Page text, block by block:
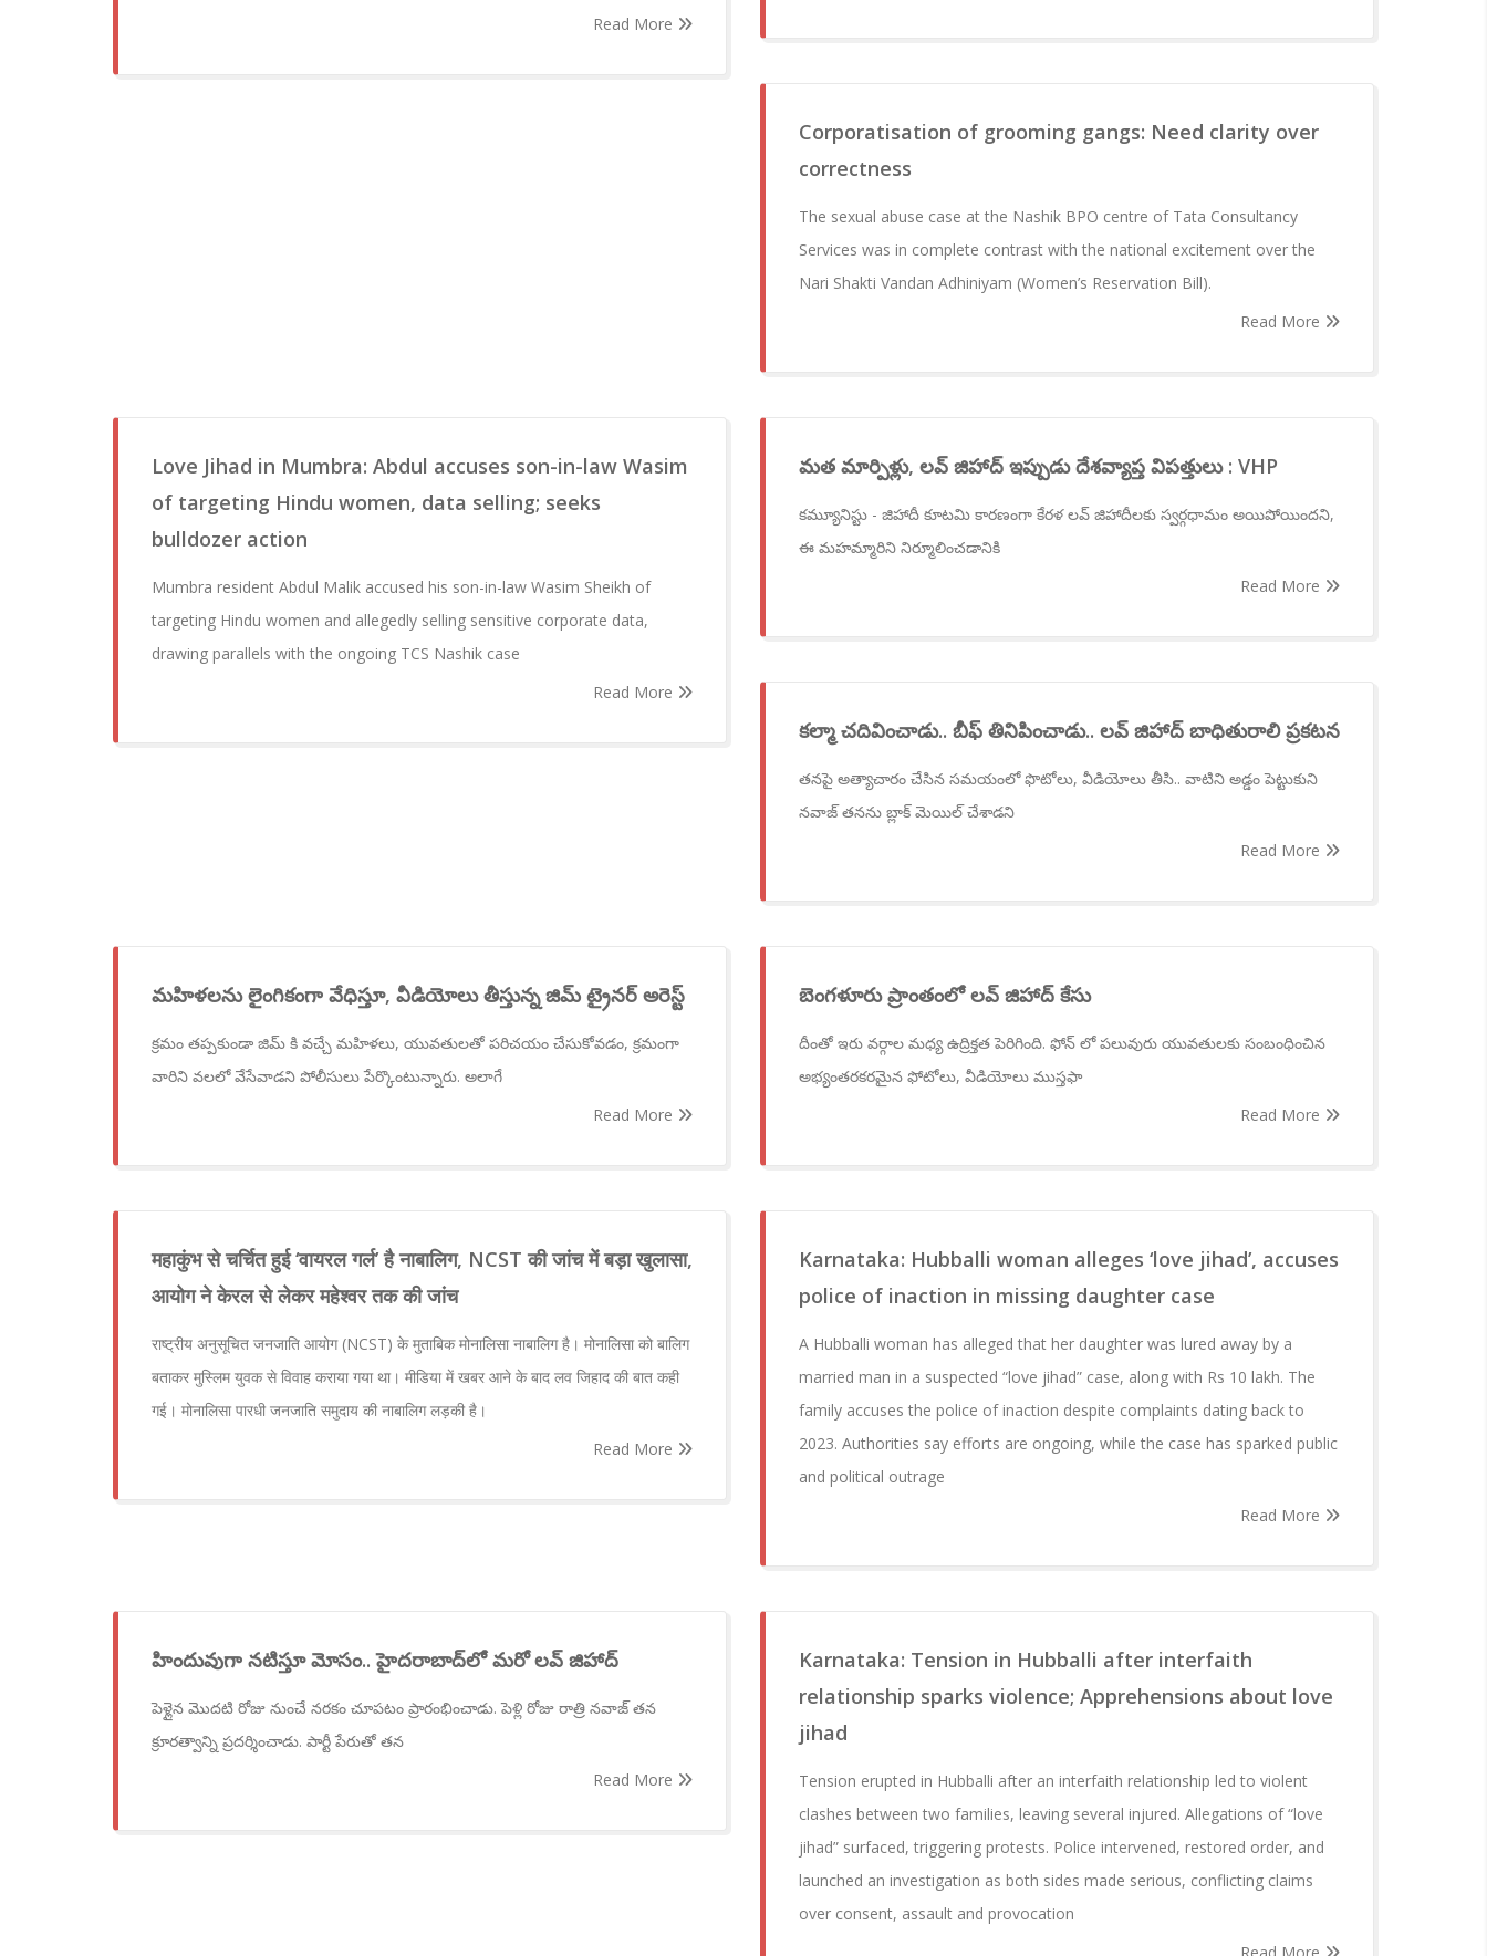
Read More
Corporatisation of grooming gangs: Need clarity over
correctness
The sexual abuse case at the Nashik BPO centre of Tata Consultancy
Services was in complete contrast with the national excitement over the
Nari Shakti Vandan Adhiniyam (Women’s Reservation Bill).
Read More
Love Jihad in Mumbra: Abdul accuses son-in-law Wasim
of targeting Hindu women, data selling; seeks
bulldozer action
Mumbra resident Abdul Malik accused his son-in-law Wasim Sheikh of
targeting Hindu women and allegedly selling sensitive corporate data,
drawing parallels with the ongoing TCS Nashik case
Read More
మత మార్పిళ్లు, లవ్ జిహాద్ ఇప్పుడు దేశవ్యాప్త విపత్తులు : VHP
కమ్యూనిస్టు - జిహాదీ కూటమి కారణంగా కేరళ లవ్ జిహాదీలకు స్వర్గధామం అయిపోయిందని,
ఈ మహమ్మారిని నిర్మూలించడానికి
Read More
కల్మా చదివించాడు.. బీఫ్ తినిపించాడు.. లవ్ జిహాద్ బాధితురాలి ప్రకటన
తనపై అత్యాచారం చేసిన సమయంలో ఫొటోలు, వీడియోలు తీసి.. వాటిని అడ్డం పెట్టుకుని
నవాజ్ తనను బ్లాక్ మెయిల్ చేశాడని
Read More
మహిళలను లైంగికంగా వేధిస్తూ, వీడియోలు తీస్తున్న జిమ్ ట్రైనర్ అరెస్ట్
క్రమం తప్పకుండా జిమ్ కి వచ్చే మహిళలు, యువతులతో పరిచయం చేసుకోవడం, క్రమంగా
వారిని వలలో వేసేవాడని పోలీసులు పేర్కొంటున్నారు. అలాగే
Read More
బెంగళూరు ప్రాంతంలో లవ్ జిహాద్ కేసు
దీంతో ఇరు వర్గాల మధ్య ఉద్రిక్తత పెరిగింది. ఫోన్ లో పలువురు యువతులకు సంబంధించిన
అభ్యంతరకరమైన ఫోటోలు, వీడియోలు ముస్తఫా
Read More
महाकुंभ से चर्चित हुई ‘वायरल गर्ल’ है नाबालिग, NCST की जांच में बड़ा खुलासा,
आयोग ने केरल से लेकर महेश्वर तक की जांच
राष्ट्रीय अनुसूचित जनजाति आयोग (NCST) के मुताबिक मोनालिसा नाबालिग है। मोनालिसा को बालिग
बताकर मुस्लिम युवक से विवाह कराया गया था। मीडिया में खबर आने के बाद लव जिहाद की बात कही
गई। मोनालिसा पारधी जनजाति समुदाय की नाबालिग लड़की है।
Read More
Karnataka: Hubballi woman alleges ‘love jihad’, accuses
police of inaction in missing daughter case
A Hubballi woman has alleged that her daughter was lured away by a
married man in a suspected “love jihad” case, along with Rs 10 lakh. The
family accuses the police of inaction despite complaints dating back to
2023. Authorities say efforts are ongoing, while the case has sparked public
and political outrage
Read More
హిందువుగా నటిస్తూ మోసం.. హైదరాబాద్‌లో మరో లవ్ జిహాద్
పెళ్లైన మొదటి రోజు నుంచే నరకం చూపటం ప్రారంభించాడు. పెళ్లి రోజు రాత్రి నవాజ్ తన
క్రూరత్వాన్ని ప్రదర్శించాడు. పార్టీ పేరుతో తన
Read More
Karnataka: Tension in Hubballi after interfaith
relationship sparks violence; Apprehensions about love
jihad
Tension erupted in Hubballi after an interfaith relationship led to violent
clashes between two families, leaving several injured. Allegations of “love
jihad” surfaced, triggering protests. Police intervened, restored order, and
launched an investigation as both sides made serious, conflicting claims
over consent, assault and provocation